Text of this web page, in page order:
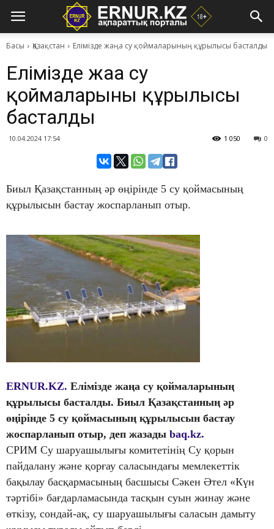
Басы Қазақстан Елімізде жаңа су қоймаларының құрылысы басталды
Елімізде жаңа су
қоймаларының құрылысы
басталды
10.04.2024 17:54 0
1 050
Биыл Қазақстанның әр өңірінде 5 су қоймасының
құрылысын бастау жоспарланып отыр.
ERNUR.KZ. Елімізде жаңа су қоймаларының
құрылысы басталды. Биыл Қазақстанның әр
өңірінде 5 су қоймасының құрылысын бастау
жоспарланып отыр, деп жазады baq.kz.
СРИМ Су шаруашылығы комитетінің Су қорын
пайдалану және қорғау саласындағы мемлекеттік
бақылау басқармасының басшысы Сәкен Әтел «Күн
тәртібі» бағдарламасында тасқын суын жинау және
өткізу, сондай-ақ, су шаруашылығы саласын дамыту